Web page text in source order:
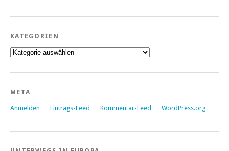
KATEGORIEN
Kategorien
META
Anmelden Eintrags-Feed Kommentar-Feed WordPress.org